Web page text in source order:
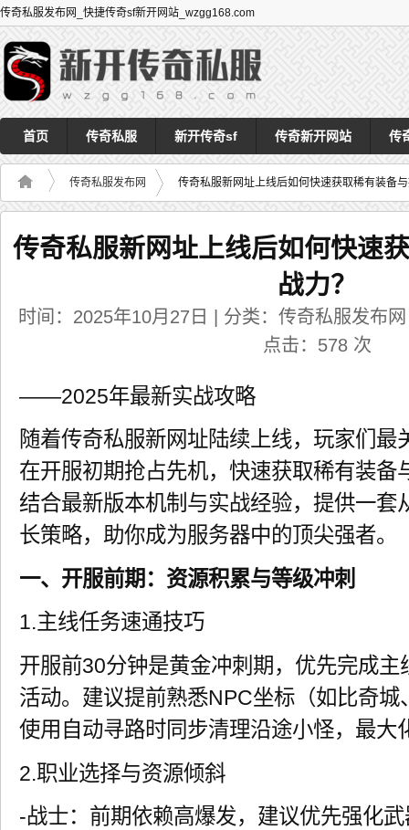
传奇私服发布网_快捷传奇sf新开网站_wzgg168.com
首页 传奇私服 新开传奇sf 传奇新开网站 传
传奇私服发布网 传奇私服新网址上线后如何快速获取稀有装备
传奇私服新网址上线后如何快速
战力？
时间：2025年10月27日 | 分类：传奇私服发布
点击： 578 次
——2025年最新实战攻略
随着传奇私服新网址陆续上线，玩家们最
在开服初期抢占先机，快速获取稀有装备
结合最新版本机制与实战经验，提供一套
长策略，助你成为服务器中的顶尖强者。
一、开服前期：资源积累与等级冲刺
1.主线任务速通技巧
开服前30分钟是黄金冲刺期，优先完成
活动。建议提前熟悉NPC坐标（如比奇
使用自动寻路时同步清理沿途小怪，最大
2.职业选择与资源倾斜
-战士：前期依赖高爆发，建议优先强化